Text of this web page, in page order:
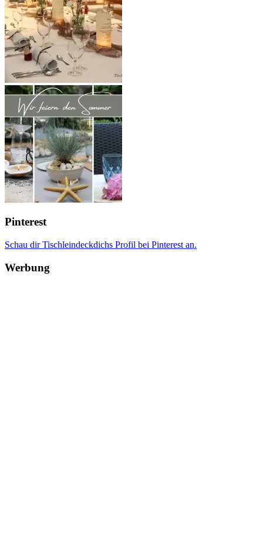
Pinterest
Schau dir Tischleindeckdichs Profil bei Pinterest an.
Werbung